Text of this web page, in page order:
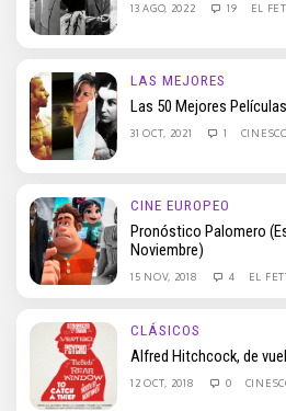
13 AGO, 2022 19 EL
LAS MEJORES
Las 50 Mejores
31 OCT, 2021 1
CINE EUROPEO
Pronóstico Palomero
Noviembre)
15 NOV, 2018 4 EL
CLÁSICOS
Alfred Hitchcock, de
12 OCT, 2018 0